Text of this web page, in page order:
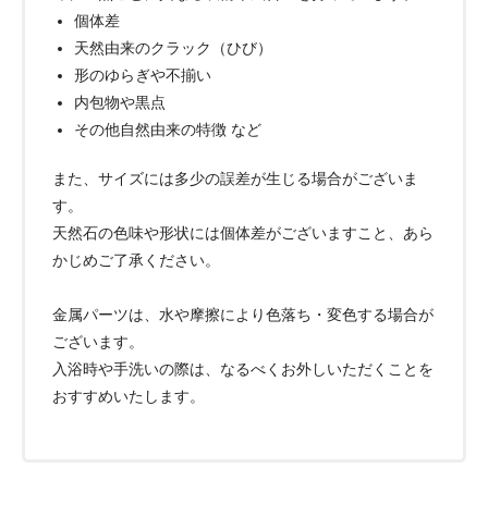
個体差
天然由来のクラック（ひび）
形のゆらぎや不揃い
内包物や黒点
その他自然由来の特徴 など
また、サイズには多少の誤差が生じる場合がございま
す。
天然石の色味や形状には個体差がございますこと、あら
かじめご了承ください。
金属パーツは、水や摩擦により色落ち・変色する場合が
ございます。
入浴時や手洗いの際は、なるべくお外しいただくことを
おすすめいたします。